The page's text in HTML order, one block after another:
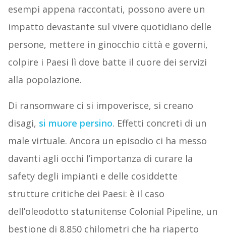
esempi appena raccontati, possono avere un
impatto devastante sul vivere quotidiano delle
persone, mettere in ginocchio città e governi,
colpire i Paesi lì dove batte il cuore dei servizi
alla popolazione.
Di ransomware ci si impoverisce, si creano
disagi, si muore persino. Effetti concreti di un
male virtuale. Ancora un episodio ci ha messo
davanti agli occhi l’importanza di curare la
safety degli impianti e delle cosiddette
strutture critiche dei Paesi: è il caso
dell’oleodotto statunitense Colonial Pipeline, un
bestione di 8.850 chilometri che ha riaperto